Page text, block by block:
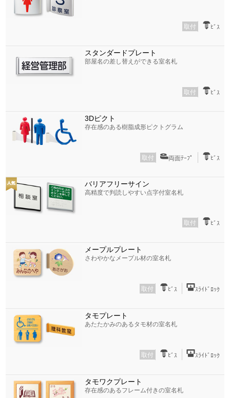
取付 ﾋﾞｽ
スタンダードプレート
部屋名の差し替えができる室名札
取付 ﾋﾞｽ
3Dピクト
存在感のある樹脂成形ピクトグラム
取付 両面ﾃｰﾌﾟ ﾋﾞｽ
バリアフリーサイン
高精度で判読しやすい点字付室名札
取付 ﾋﾞｽ
メープルプレート
さわやかなメープル材の室名札
取付 ﾋﾞｽ ｽﾗｲﾄﾞﾛｯｸ
タモプレート
あたたかみのあるタモ材の室名札
取付 ﾋﾞｽ ｽﾗｲﾄﾞﾛｯｸ
タモワクプレート
存在感のあるフレーム付きの室名札